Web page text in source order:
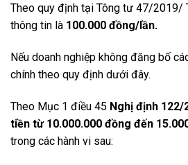
Theo quy định tại Tông tư 47/2019/
thông tin là 100.000 đồng/lần.
Nếu doanh nghiệp không đăng bố
chính theo quy định dưới đây.
Theo Mục 1 điều 45 Nghị định
tiền từ 10.000.000 đồng đến
trong các hành vi sau: